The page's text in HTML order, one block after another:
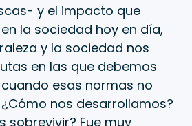
y el impacto que
la sociedad hoy en día,
y la sociedad nos
en las que debemos
esas normas no
nos desarrollamos?
sobrevivir? Fue muy